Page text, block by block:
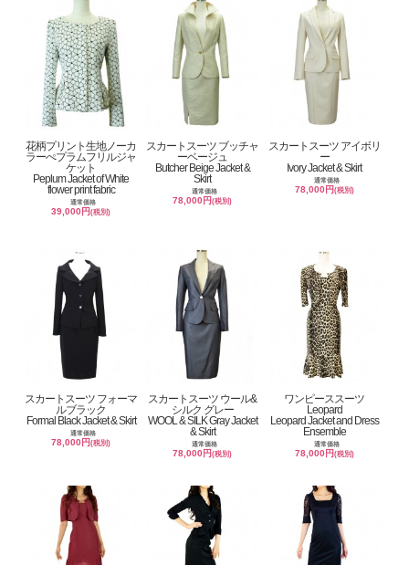
花柄プリント生地ノーカ
ラーぺプラムフリルジャ
ケット
Peplum Jacket of White
flower print fabric
通常価格
39,000円(税別)
スカートスーツ ブッチャ
ーベージュ
Butcher Beige Jacket &
Skirt
通常価格
78,000円(税別)
スカートスーツ アイボリ
ー
Ivory Jacket & Skirt
通常価格
78,000円 (税別)
スカートスーツ フォーマ
ルブラック
Formal Black Jacket & Skirt
通常価格
78,000円(税別)
スカートスーツ ウール&
シルク グレー
WOOL & SILK Gray Jacket
& Skirt
通常価格
78,000円(税別)
ワンピーススーツ
Leopard
Leopard Jacket and Dress
Ensemble
通常価格
78,000円 (税別)